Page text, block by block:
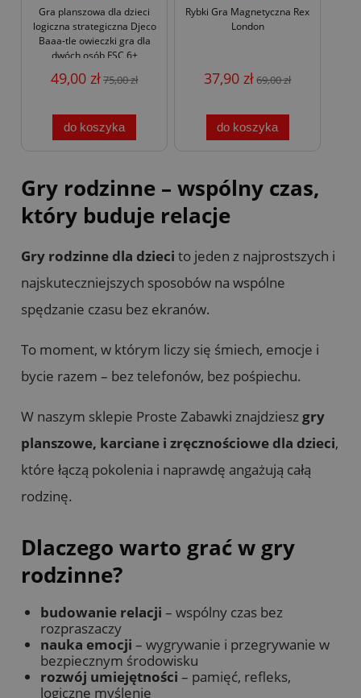
Gra planszowa dla dzieci
logiczna strategiczna Djeco
Baaa-tle owieczki gra dla
dwóch osób FSC 6+
49,00 zł75,00 zł
do koszyka
Rybki Gra Magnetyczna Rex
London
37,90 zł69,00 zł
do koszyka
Gry rodzinne – wspólny czas,
który buduje relacje
Gry rodzinne dla dzieci to jeden z najprostszych i
najskuteczniejszych sposobów na wspólne
spędzanie czasu bez ekranów.
To moment, w którym liczy się śmiech, emocje i
bycie razem – bez telefonów, bez pośpiechu.
W naszym sklepie Proste Zabawki znajdziesz gry
planszowe, karciane i zręcznościowe dla dzieci,
które łączą pokolenia i naprawdę angażują całą
rodzinę.
Dlaczego warto grać w gry
rodzinne?
budowanie relacji – wspólny czas bez
rozpraszaczy
nauka emocji – wygrywanie i przegrywanie w
bezpiecznym środowisku
rozwój umiejętności – pamięć, refleks,
logiczne myślenie